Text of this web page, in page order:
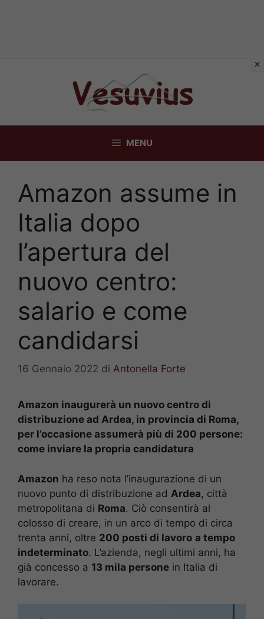
MENU
Amazon assume in
Italia dopo
l’apertura del
nuovo centro:
salario e come
candidarsi
16 Gennaio 2022 di Antonella Forte
Amazon inaugurerà un nuovo centro di
distribuzione ad Ardea, in provincia di Roma,
per l’occasione assumerà più di 200 persone:
come inviare la propria candidatura
Amazon ha reso nota l’inaugurazione di un
nuovo punto di distribuzione ad Ardea, città
metropolitana di Roma. Ciò consentirà al
colosso di creare, in un arco di tempo di circa
trenta anni, oltre 200 posti di lavoro a tempo
indeterminato. L’azienda, negli ultimi anni, ha
già concesso a 13 mila persone in Italia di
lavorare.